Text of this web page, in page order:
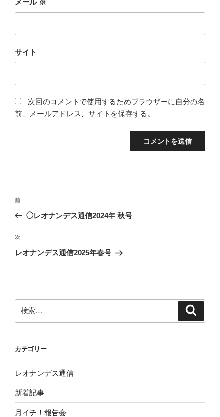
メール ※
サイト
次回のコメントで使用するためブラウザーに自分の名
前、メールアドレス、サイトを保存する。
投
ビ
ゲ
ン
前
の
稿
前
◯レオナンデス通信2024年 秋号
次
の
次
レオナンデス通信2025年春号
索:
カテゴリー
レオナンデス通信
新着記事
月イチ！報告会